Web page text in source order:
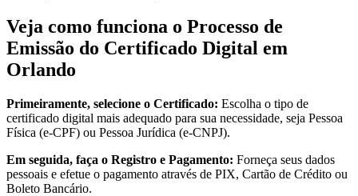
Veja como funciona o Processo de
Emissão do Certificado Digital em
Orlando
Primeiramente, selecione o Certificado: Escolha o tipo de
certificado digital mais adequado para sua necessidade, seja Pessoa
Física (e-CPF) ou Pessoa Jurídica (e-CNPJ).
Em seguida, faça o Registro e Pagamento: Forneça seus dados
pessoais e efetue o pagamento através de PIX, Cartão de Crédito ou
Boleto Bancário.